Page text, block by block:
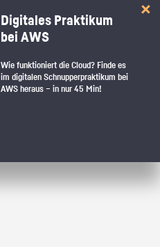
Digitales Praktikum
bei AWS
Wie funktioniert die Cloud? Finde es
im digitalen Schnupperpraktikum bei
AWS heraus – in nur 45 Min!